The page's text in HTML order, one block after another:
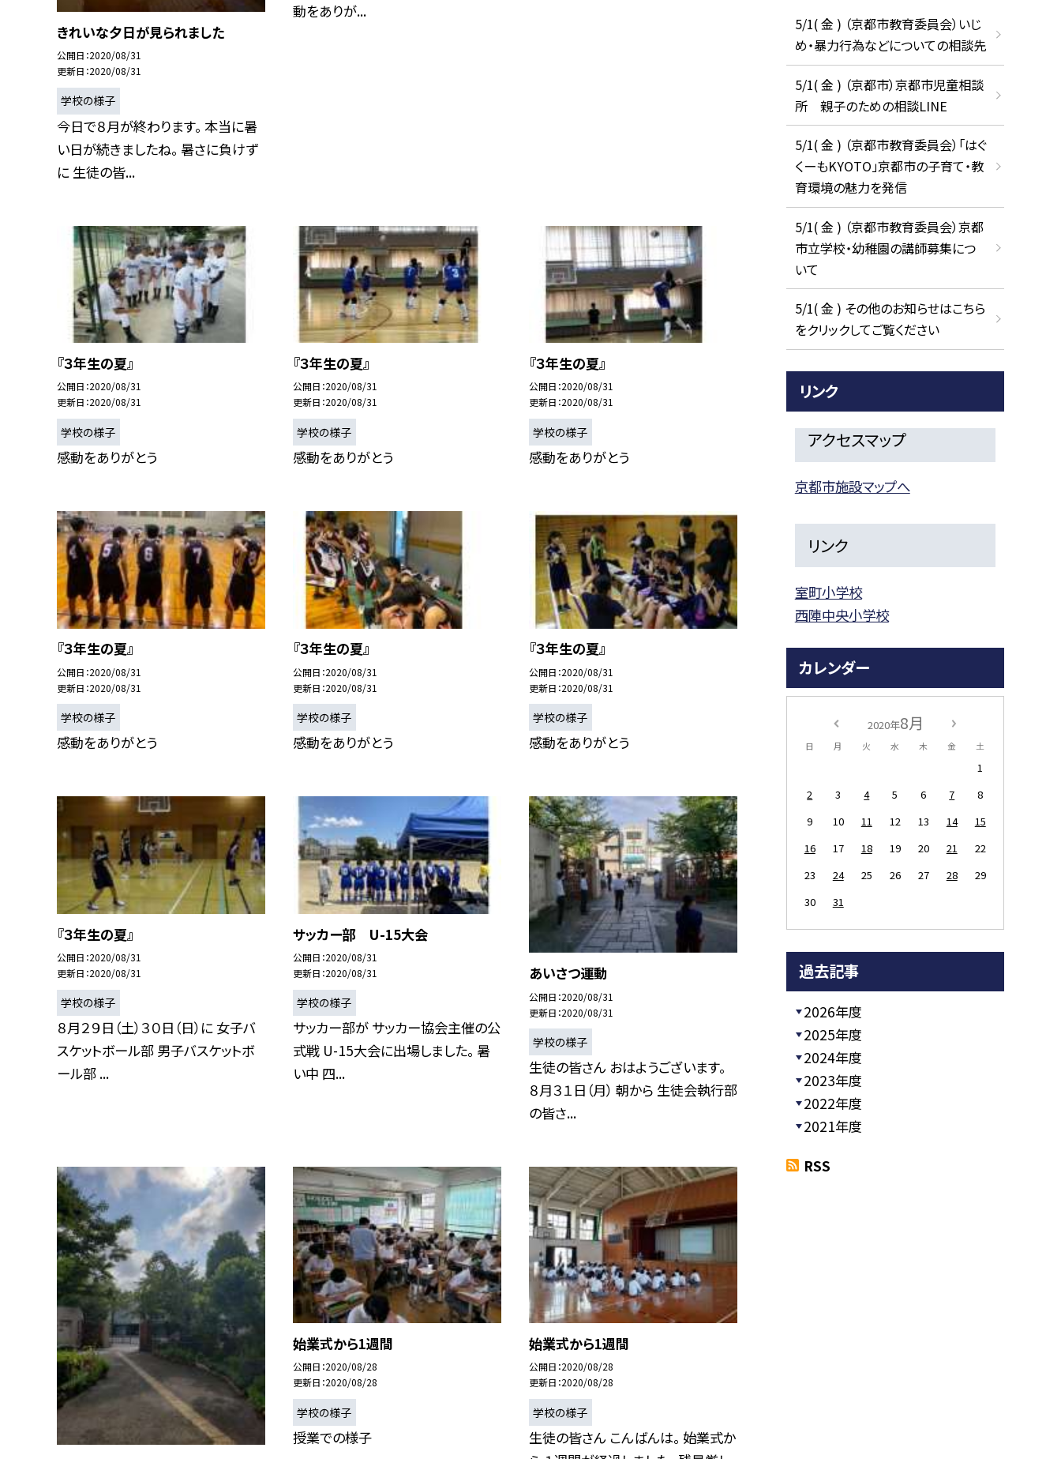
きれいな夕日が見られました
公開日 2020/08/31
更新日 2020/08/31
学校の様子
今日で８月が終わります。 本当に暑
い日が続きましたね。 暑さに負けず
に 生徒の皆...
動をありが...
『３年生の夏』
公開日 2020/08/31
更新日 2020/08/31
学校の様子
感動をありがとう
『３年生の夏』
公開日 2020/08/31
更新日 2020/08/31
学校の様子
感動をありがとう
『３年生の夏』
公開日 2020/08/31
更新日 2020/08/31
学校の様子
感動をありがとう
『３年生の夏』
公開日 2020/08/31
更新日 2020/08/31
学校の様子
感動をありがとう
『３年生の夏』
公開日 2020/08/31
更新日 2020/08/31
学校の様子
感動をありがとう
『３年生の夏』
公開日 2020/08/31
更新日 2020/08/31
学校の様子
感動をありがとう
『３年生の夏』
公開日 2020/08/31
更新日 2020/08/31
学校の様子
８月２９日（土）３０日（日）に 女子バ
スケットボール部 男子バスケットボ
ール部 ...
サッカー部 U-15大会
公開日 2020/08/31
更新日 2020/08/31
学校の様子
サッカー部が サッカー協会主催の公
式戦 U-15大会に出場しました。 暑
い中 四...
あいさつ運動
公開日 2020/08/31
更新日 2020/08/31
学校の様子
生徒の皆さん おはようございます。
８月３１日（月） 朝から 生徒会執行部
の皆さ...
始業式から1週間
公開日 2020/08/28
更新日 2020/08/28
学校の様子
授業での様子
始業式から1週間
公開日 2020/08/28
更新日 2020/08/28
学校の様子
生徒の皆さん こんばんは。 始業式か
5/1( 金 ) （京都市教育委員会）いじ
め・暴力行為などについての相談先
5/1( 金 ) （京都市）京都市児童相談
所 親子のための相談LINE
5/1( 金 ) （京都市教育委員会）「はぐ
くーもKYOTO」京都市の子育て・教
育環境の魅力を発信
5/1( 金 ) （京都市教育委員会）京都
市立学校・幼稚園の講師募集につ
いて
5/1( 金 ) その他のお知らせはこちら
をクリックしてご覧ください
リンク
アクセスマップ
京都市施設マップへ
リンク
室町小学校
西陣中央小学校
カレンダー
2020年8月
日 月 火 水 木 金 土
1
2
3 4 5 6 7
8
9
10 11 12 13 14
15
16
17 18 19 20 21
22
23
24 25 26 27 28
29
30
31
過去記事
2026年度
2025年度
2024年度
2023年度
2022年度
2021年度
RSS